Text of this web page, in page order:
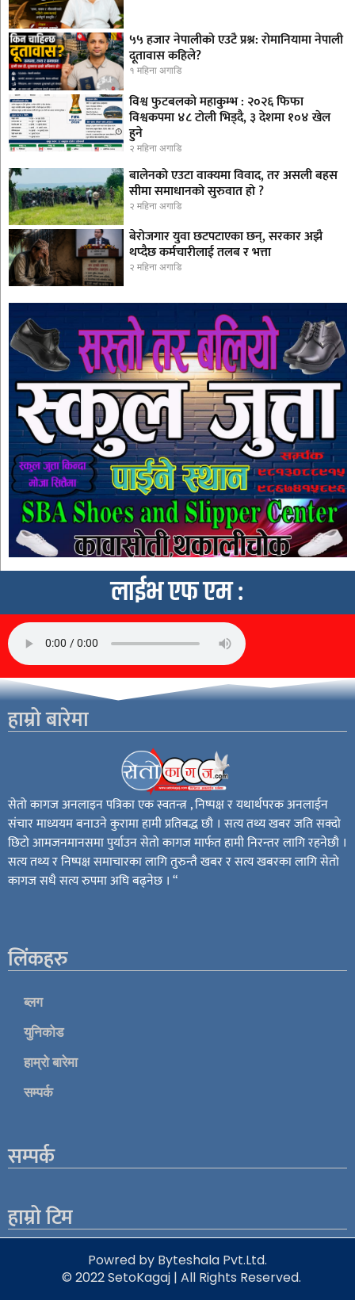
५५ हजार नेपालीको एउटै प्रश्न: रोमानियामा नेपाली
दूतावास कहिले?
१ महिना अगाडि
विश्व फुटबलको महाकुम्भ : २०२६ फिफा
विश्वकपमा ४८ टोली भिड्दै, ३ देशमा १०४ खेल
हुने
२ महिना अगाडि
बालेनको एउटा वाक्यमा विवाद, तर असली बहस
सीमा समाधानको सुरुवात हो ?
२ महिना अगाडि
बेरोजगार युवा छटपटाएका छन्, सरकार अझै
थप्दैछ कर्मचारीलाई तलब र भत्ता
२ महिना अगाडि
लाईभ एफ एम :
हाम्रो बारेमा
सेतो कागज अनलाइन पत्रिका एक स्वतन्त्र , निष्पक्ष र यथार्थपरक अनलाईन
संचार माध्ययम बनाउने कुरामा हामी प्रतिबद्ध छौ । सत्य तथ्य खबर जति सक्दो
छिटो आमजनमानसमा पुर्याउन सेतो कागज मार्फत हामी निरन्तर लागि रहनेछौ ।
सत्य तथ्य र निष्पक्ष समाचारका लागि तुरुन्तै खबर र सत्य खबरका लागि सेतो
कागज सधै सत्य रुपमा अघि बढ्नेछ । “
लिंकहरु
ब्लग
युनिकोड
हाम्रो बारेमा
सम्पर्क
सम्पर्क
हाम्रो टिम
© 2022 SetoKagaj | All Rights Reserved.
Powred by Byteshala Pvt.Ltd.